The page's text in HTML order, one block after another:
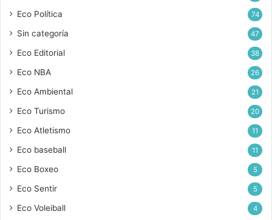
Eco Política 74
Sin categoría 47
Eco Editorial 38
Eco NBA 26
Eco Ambiental 21
Eco Turismo 20
Eco Atletismo 11
Eco baseball 11
Eco Boxeo 5
Eco Sentir 5
Eco Voleiball 4